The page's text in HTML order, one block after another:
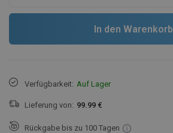
In den Warenkorb
Verfügbarkeit: Auf Lager
Lieferung von: 99.99 €
Rückgabe bis zu 100 Tagen